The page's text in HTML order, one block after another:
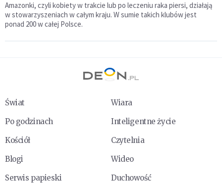
Amazonki, czyli kobiety w trakcie lub po leczeniu raka piersi, działają
w stowarzyszeniach w całym kraju. W sumie takich klubów jest
ponad 200 w całej Polsce.
Świat
Wiara
Po godzinach
Inteligentne życie
Kościół
Czytelnia
Blogi
Wideo
Serwis papieski
Duchowość